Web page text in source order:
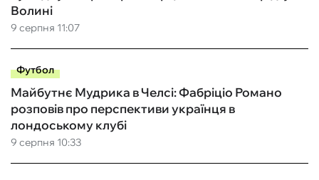
9 серпня 11:07
Волині
Футбол
9 серпня 10:33
Майбутнє Мудрика в Челсі: Фабріціо Романо
розповів про перспективи українця в
лондоському клубі